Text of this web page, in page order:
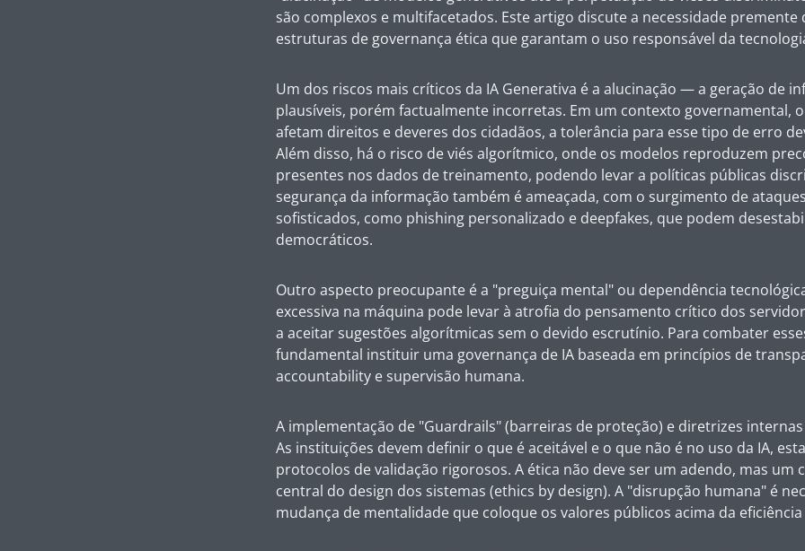
são complexos e multifacetados. Este artigo discute a necessidade premente
estruturas de governança ética que garantam o uso responsável da
Um dos riscos mais críticos da IA Generativa é a alucinação — a geração de
plausíveis, porém factualmente incorretas. Em um contexto governamental,
afetam direitos e deveres dos cidadãos, a tolerância para esse tipo de erro
Além disso, há o risco de viés algorítmico, onde os modelos reproduzem
presentes nos dados de treinamento, podendo levar a políticas públicas
segurança da informação também é ameaçada, com o surgimento de
sofisticados, como phishing personalizado e deepfakes, que podem
democráticos.
Outro aspecto preocupante é a "preguiça mental" ou dependência
excessiva na máquina pode levar à atrofia do pensamento crítico dos
a aceitar sugestões algorítmicas sem o devido escrutínio. Para combater
fundamental instituir uma governança de IA baseada em princípios de
accountability e supervisão humana.
A implementação de "Guardrails" (barreiras de proteção) e diretrizes internas
As instituições devem definir o que é aceitável e o que não é no uso da IA,
protocolos de validação rigorosos. A ética não deve ser um adendo, mas um
central do design dos sistemas (ethics by design). A "disrupção humana" é
mudança de mentalidade que coloque os valores públicos acima da